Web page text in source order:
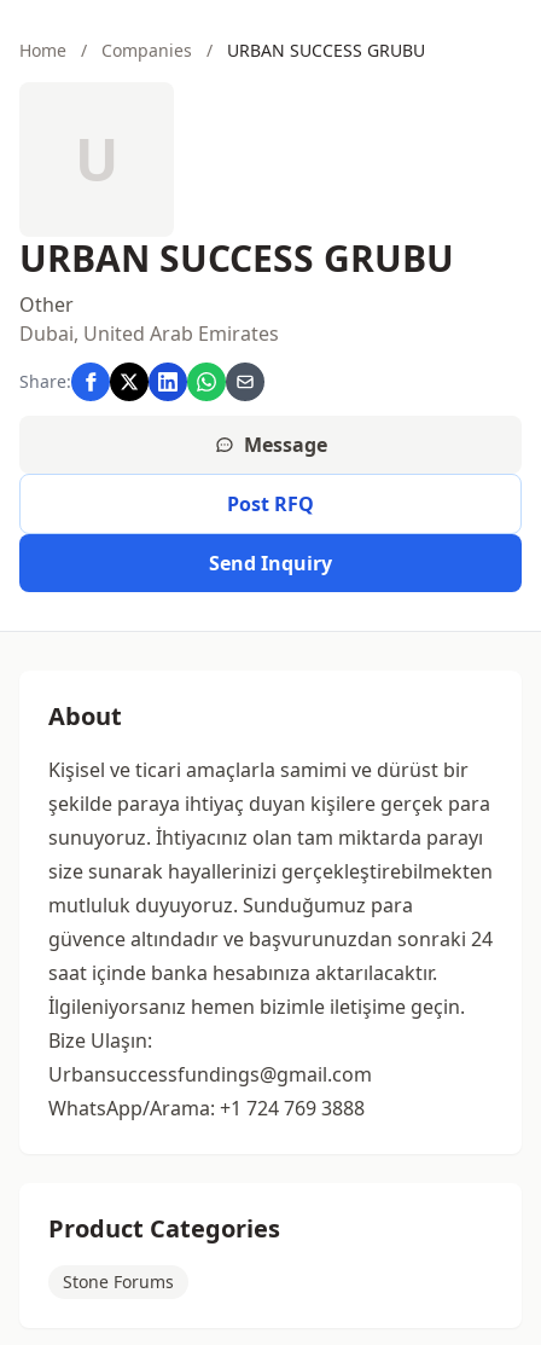
Home / Companies / URBAN SUCCESS GRUBU
U
URBAN SUCCESS GRUBU
Other
Dubai, United Arab Emirates
Share:
Message
Post RFQ
Send Inquiry
About
Kişisel ve ticari amaçlarla samimi ve dürüst bir
şekilde paraya ihtiyaç duyan kişilere gerçek para
sunuyoruz. İhtiyacınız olan tam miktarda parayı
size sunarak hayallerinizi gerçekleştirebilmekten
mutluluk duyuyoruz. Sunduğumuz para
güvence altındadır ve başvurunuzdan sonraki 24
saat içinde banka hesabınıza aktarılacaktır.
İlgileniyorsanız hemen bizimle iletişime geçin.
Bize Ulaşın:
Urbansuccessfundings@gmail.com
WhatsApp/Arama: +1 724 769 3888
Product Categories
Stone Forums